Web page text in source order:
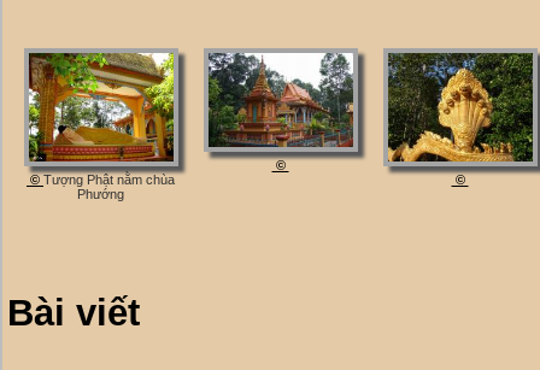
© Tượng Phật nằm chùa
Phướng
©
©
Bài viết